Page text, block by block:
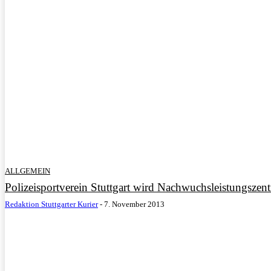
ALLGEMEIN
Polizeisportverein Stuttgart wird
Redaktion Stuttgarter Kurier - 7. November 2013